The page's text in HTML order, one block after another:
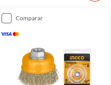
comparar